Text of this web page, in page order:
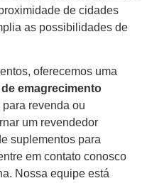
de cidades
as possibilidades de
oferecemos uma
emagrecimento
revenda ou
um revendedor
suplementos para
em contato conosco
Nossa equipe está